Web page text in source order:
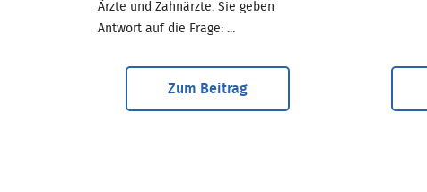
Ärzte und Zahnärzte. Sie geben
Antwort auf die Frage: ...
Zum Beitrag